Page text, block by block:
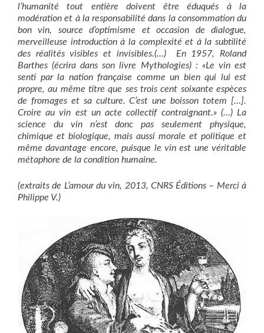
l’humanité tout entière doivent être éduqués à la
modération et à la responsabilité dans la consommation du
bon vin, source d’optimisme et occasion de dialogue,
merveilleuse introduction à la complexité et à la subtilité
des réalités visibles et invisibles.(…) En 1957, Roland
Barthes (écrira dans son livre Mythologies) : «Le vin est
senti par la nation française comme un bien qui lui est
propre, au même titre que ses trois cent soixante espèces
de fromages et sa culture. C’est une boisson totem […].
Croire au vin est un acte collectif contraignant.» (…) La
science du vin n’est donc pas seulement physique,
chimique et biologique, mais aussi morale et politique et
même davantage encore, puisque le vin est une véritable
métaphore de la condition humaine.
(extraits de L’amour du vin, 2013, CNRS Éditions – Merci à
Philippe V.)